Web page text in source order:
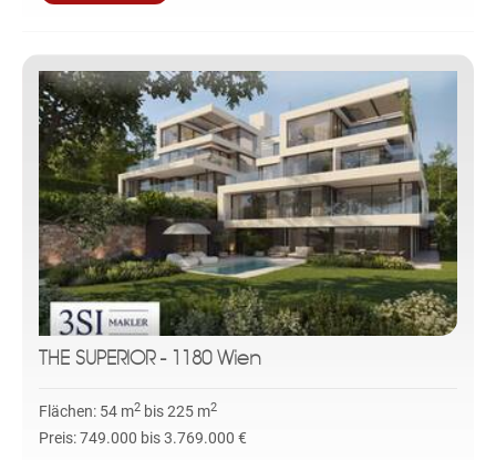
THE SUPERIOR - 1180 Wien
Flächen: 54 m2 bis 225 m2
Preis:749.000 bis 3.769.000 €